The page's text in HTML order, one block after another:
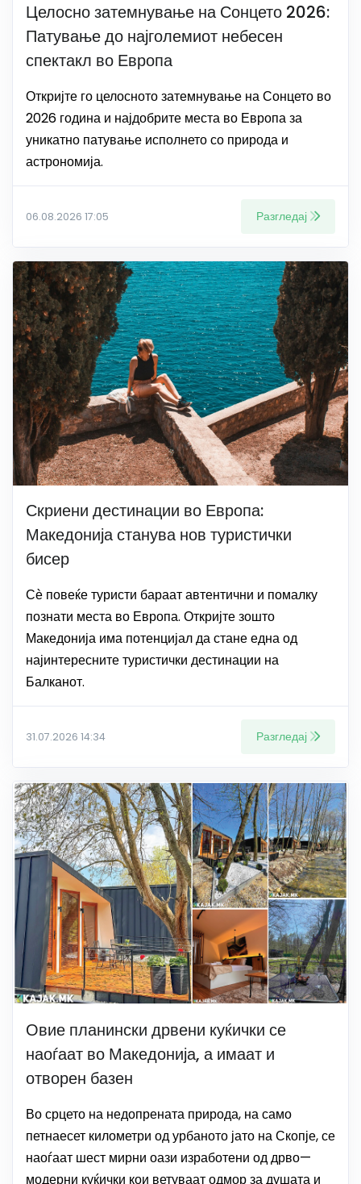
Целосно затемнување на Сонцето 2026:
Патување до најголемиот небесен
спектакл во Европа
Откријте го целосното затемнување на Сонцето во
2026 година и најдобрите места во Европа за
уникатно патување исполнето со природа и
астрономија.
06.08.2026 17:05 Разгледај
Скриени дестинации во Европа:
Македонија станува нов туристички
бисер
Сѐ повеќе туристи бараат автентични и помалку
познати места во Европа. Откријте зошто
Македонија има потенцијал да стане една од
најинтересните туристички дестинации на
Балканот.
31.07.2026 14:34 Разгледај
Овие планински дрвени куќички се
наоѓаат во Македонија, а имаат и
отворен базен
Во срцето на недопрената природа, на само
петнаесет километри од урбаното јато на Скопје, се
наоѓаат шест мирни оази изработени од дрво—
модерни куќички кои ветуваат одмор за душата и